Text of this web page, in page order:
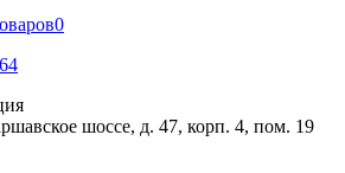
0
шоссе, д. 47, корп. 4, пом. 19